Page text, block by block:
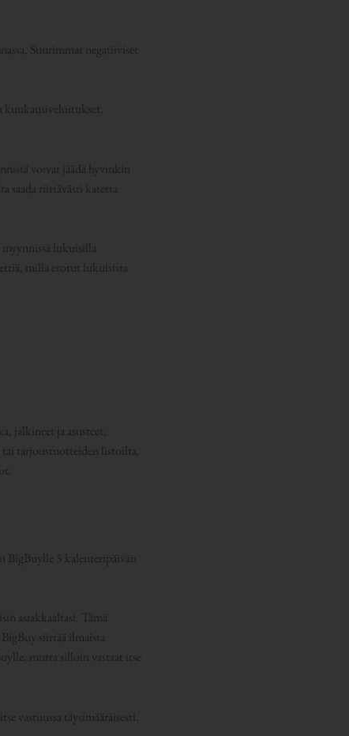
Suurimmat negatiiviset
kuukausiveloitukset.
voivat jäädä hyvinkin
saada riittävästi katetta
lukuisilla
millä erotut lukuisista
jalkineet ja asusteet,
tai tarjoustuotteiden listoilta.
BigBuylle 5 kalenteripäivän
asiakkaaltasi. Tämä
siirtää ilmaista
mutta silloin vastaat itse
vastuussa täysimääräisesti.